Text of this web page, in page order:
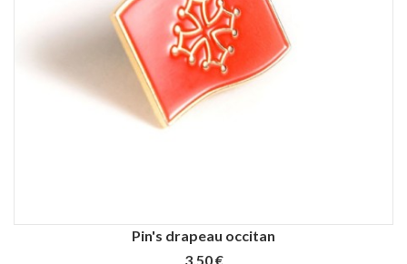
Pin's drapeau occitan
3,50 €